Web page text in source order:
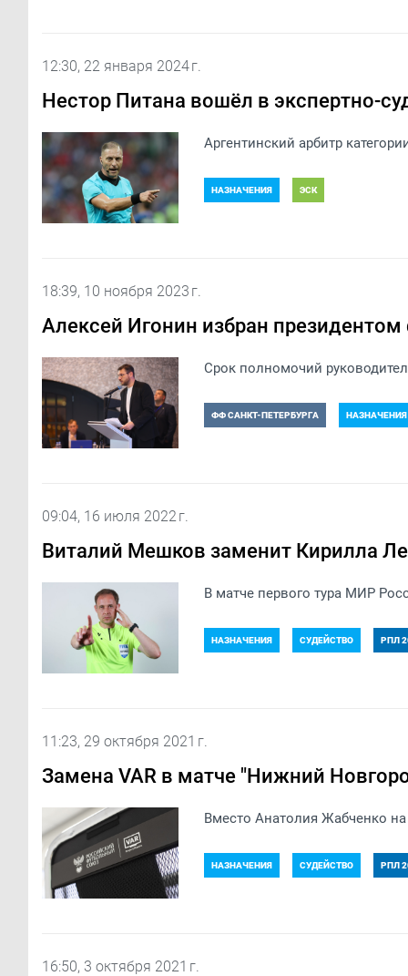
12:30, 22 января 2024 г.
Нестор Питана вошёл в экспертно-
Аргентинский арбитр
НАЗНАЧЕНИЯ ЭСК
18:39, 10 ноября 2023 г.
Алексей Игонин избран
Срок полномочий
ФФ САНКТ-ПЕТЕРБУРГА НАЗНАЧЕНИЯ
09:04, 16 июля 2022 г.
Виталий Мешков заменит Кирилла
В матче первого тура МИР
НАЗНАЧЕНИЯ СУДЕЙСТВО РПЛ
11:23, 29 октября 2021 г.
Замена VAR в матче "Нижний
Вместо Анатолия Жабченко
НАЗНАЧЕНИЯ СУДЕЙСТВО РПЛ
16:50, 3 октября 2021 г.